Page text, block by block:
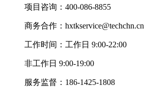
项目咨询： 400-086-8855
商务合作： hxtkservice@techchn.cn
工作时间： 工作日 9:00-22:00
非工作日 9:00-19:00
服务监督： 186-1425-1808